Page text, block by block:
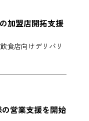
加盟店開拓支援
食店向けデリバリ
営業支援を開始